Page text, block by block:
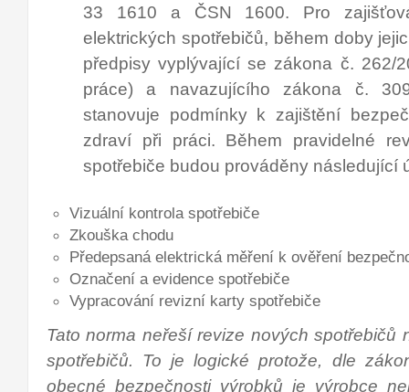
33 1610 a ČSN 1600. Pro
elektrických spotřebičů, během doby
předpisy vyplývající se zákona č. 262/
práce) a navazujícího zákona č.
stanovuje podmínky k zajištění
zdraví při práci. Během pravidelné
spotřebiče budou prováděny následující
Vizuální kontrola spotřebiče
Zkouška chodu
Předepsaná elektrická měření k ověření
Označení a evidence spotřebiče
Vypracování revizní karty spotřebiče
Tato norma neřeší revize nových spotřebičů
spotřebičů. To je logické protože, dle
obecné bezpečnosti výrobků je výrobce